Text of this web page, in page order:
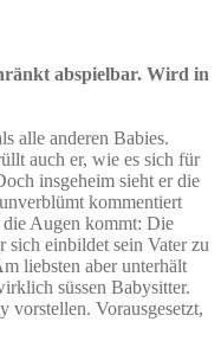
abspielbar. Wird in
alle anderen Babies.
auch er, wie es sich für
insgeheim sieht er die
kommentiert
Augen kommt: Die
einbildet sein Vater zu
liebsten aber unterhält
süssen Babysitter.
vorstellen. Vorausgesetzt,